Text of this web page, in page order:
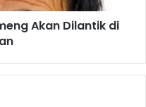
Akan Dilantik di